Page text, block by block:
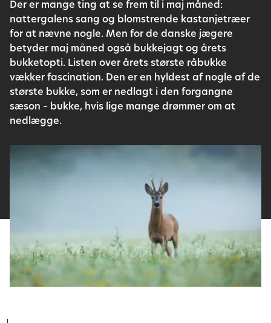
Der er mange ting at se frem til i maj måned:
nattergalens sang og blomstrende kastanjetræer
for at nævne nogle. Men for de danske jægere
betyder maj måned også bukkejagt og årets
bukketopti. Listen over årets største råbukke
vækker fascination. Den er en hyldest af nogle af de
største bukke, som er nedlagt i den forgangne
sæson – bukke, hvis lige mange drømmer om at
nedlægge.